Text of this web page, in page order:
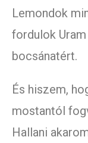
Lemondok
fordulok
bocsánatért.
És hiszem,
mostantól
Hallani